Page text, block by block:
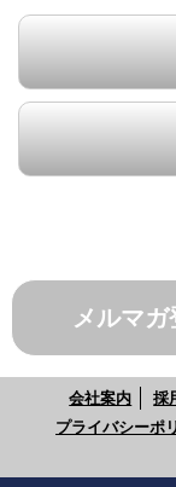
メルマガ
会社案内 採
プライバシーポ